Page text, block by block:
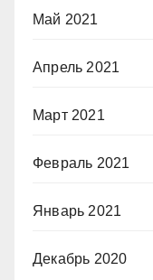
Май 2021
Апрель 2021
Март 2021
Февраль 2021
Январь 2021
Декабрь 2020